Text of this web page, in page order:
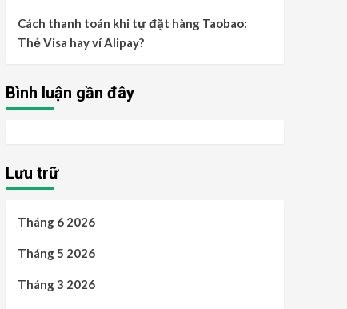
Cách thanh toán khi tự đặt hàng Taobao:
Thẻ Visa hay ví Alipay?
Bình luận gần đây
Lưu trữ
Tháng 6 2026
Tháng 5 2026
Tháng 3 2026